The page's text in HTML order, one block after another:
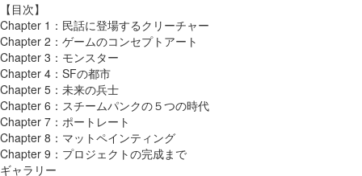
【目次】
Chapter 1：民話に登場するクリーチャー
Chapter 2：ゲームのコンセプトアート
Chapter 3：モンスター
Chapter 4：SFの都市
Chapter 5：未来の兵士
Chapter 6：スチームパンクの５つの時代
Chapter 7：ポートレート
Chapter 8：マットペインティング
Chapter 9：プロジェクトの完成まで
ギャラリー